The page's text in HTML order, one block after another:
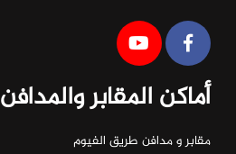
أماكن المقابر والمدافن
مقابر و مدافن طريق الفيوم